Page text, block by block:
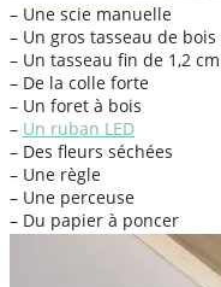
– Une scie manuelle
– Un gros tasseau de bois
– Un tasseau fin de 1,2 cm
– De la colle forte
– Un foret à bois
– Un ruban LED
– Des fleurs séchées
– Une règle
– Une perceuse
– Du papier à poncer